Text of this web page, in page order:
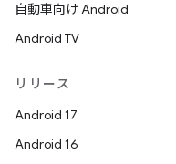
自動車向け Android
Android TV
リリース
Android 17
Android 16